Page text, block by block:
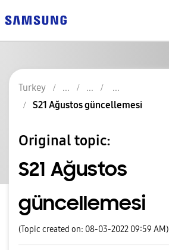
Turkey
S21 Ağustos güncellemesi
Original topic:
S21 Ağustos
güncellemesi
(Topic created on: 08-03-2022 09:59 AM)